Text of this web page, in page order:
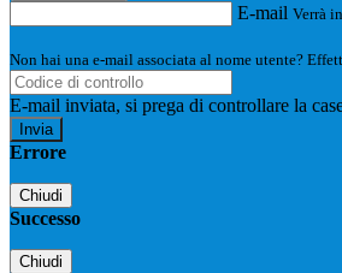
E-mail Verrà
Non hai una e-mail associata al nome utente?
E-mail inviata, si prega di controllare la
Errore
Chiudi
Successo
Chiudi